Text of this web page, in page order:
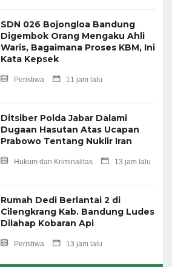
SDN 026 Bojongloa Bandung
Digembok Orang Mengaku Ahli
Waris, Bagaimana Proses KBM, Ini
Kata Kepsek
Peristiwa 11 jam lalu
Ditsiber Polda Jabar Dalami
Dugaan Hasutan Atas Ucapan
Prabowo Tentang Nuklir Iran
Hukum dan Kriminalitas 13 jam lalu
Rumah Dedi Berlantai 2 di
Cilengkrang Kab. Bandung Ludes
Dilahap Kobaran Api
Peristiwa 13 jam lalu